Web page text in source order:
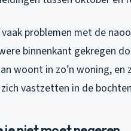
problemen met de
binnenkant gekregen
woont in zo’n woning,
vastzetten in de